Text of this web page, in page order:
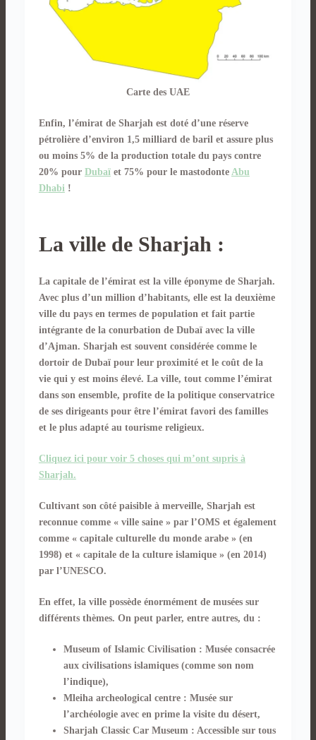
Carte des UAE
Enfin, l’émirat de Sharjah est doté d’une réserve
pétrolière d’environ 1,5 milliard de baril et assure plus
ou moins 5% de la production totale du pays contre
20% pour Dubaïet 75% pour le mastodonte Abu
Dhabi !
La ville de Sharjah :
La capitale de l’émirat est la ville éponyme de Sharjah.
Avec plus d’un million d’habitants, elle est la deuxième
ville du pays en termes de population et fait partie
intégrante de la conurbation de Dubaï avec la ville
d’Ajman. Sharjah est souvent considérée comme le
dortoir de Dubaï pour leur proximité et le coût de la
vie qui y est moins élevé. La ville, tout comme l’émirat
dans son ensemble, profite de la politique conservatrice
de ses dirigeants pour être l’émirat favori des familles
et le plus adapté au tourisme religieux.
Cliquez ici pour voir 5 choses qui m’ont supris à
Sharjah.
Cultivant son côté paisible à merveille, Sharjah est
reconnue comme « ville saine » par l’OMS et également
comme « capitale culturelle du monde arabe » (en
1998) et « capitale de la culture islamique » (en 2014)
par l’UNESCO.
En effet, la ville possède énormément de musées sur
différents thèmes. On peut parler, entre autres, du :
Museum of Islamic Civilisation : Musée consacrée
aux civilisations islamiques (comme son nom
l’indique),
Mleiha archeological centre : Musée sur
l’archéologie avec en prime la visite du désert,
Sharjah Classic Car Museum : Accessible sur tous